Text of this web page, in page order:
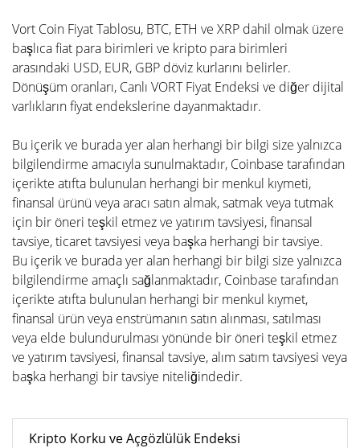
Vort Coin Fiyat Tablosu, BTC, ETH ve XRP dahil olmak üzere
başlıca fiat para birimleri ve kripto para birimleri
arasındaki USD, EUR, GBP döviz kurlarını belirler.
Dönüşüm oranları, Canlı VORT Fiyat Endeksi ve diğer dijital
varlıkların fiyat endekslerine dayanmaktadır.
Bu içerik ve burada yer alan herhangi bir bilgi size yalnızca
bilgilendirme amacıyla sunulmaktadır, Coinbase tarafından
içerikte atıfta bulunulan herhangi bir menkul kıymeti,
finansal ürünü veya aracı satın almak, satmak veya tutmak
için bir öneri teşkil etmez ve yatırım tavsiyesi, finansal
tavsiye, ticaret tavsiyesi veya başka herhangi bir tavsiye.
Bu içerik ve burada yer alan herhangi bir bilgi size yalnızca
bilgilendirme amaçlı sağlanmaktadır, Coinbase tarafından
içerikte atıfta bulunulan herhangi bir menkul kıymet,
finansal ürün veya enstrümanın satın alınması, satılması
veya elde bulundurulması yönünde bir öneri teşkil etmez
ve yatırım tavsiyesi, finansal tavsiye, alım satım tavsiyesi veya
başka herhangi bir tavsiye niteliğindedir.
Kripto Korku ve Açgözlülük Endeksi